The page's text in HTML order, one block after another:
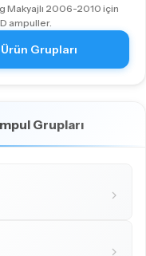
Makyajlı 2006-2010 için
ampuller.
Grupları
Grupları